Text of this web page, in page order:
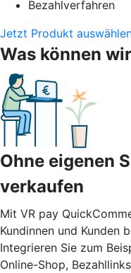
Bezahlverfahren
Jetzt Produkt
Was können
Ohne eigenen
verkaufen
Mit VR pay
Kundinnen und Kunden
Integrieren Sie zum
Online-Shop,